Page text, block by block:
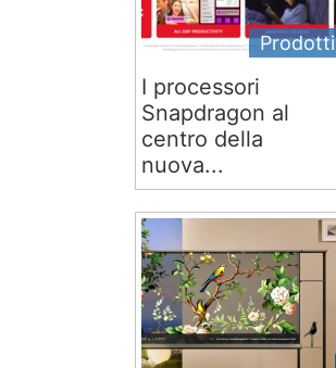
Prodotti
I processori
Snapdragon al
centro della
nuova...